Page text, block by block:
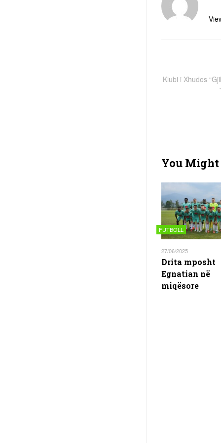
Klubi i Xhudos
You
FUTBOLL
27/06/2025
Drita mposht
Egnatian në
miqësore